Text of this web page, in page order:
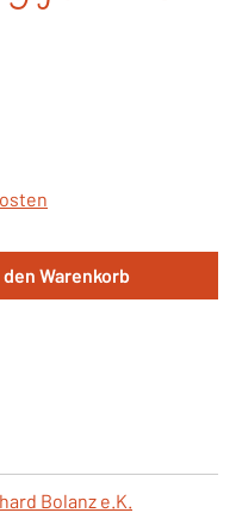
gewünschten
den Warenkorb
Bolanz e.K.